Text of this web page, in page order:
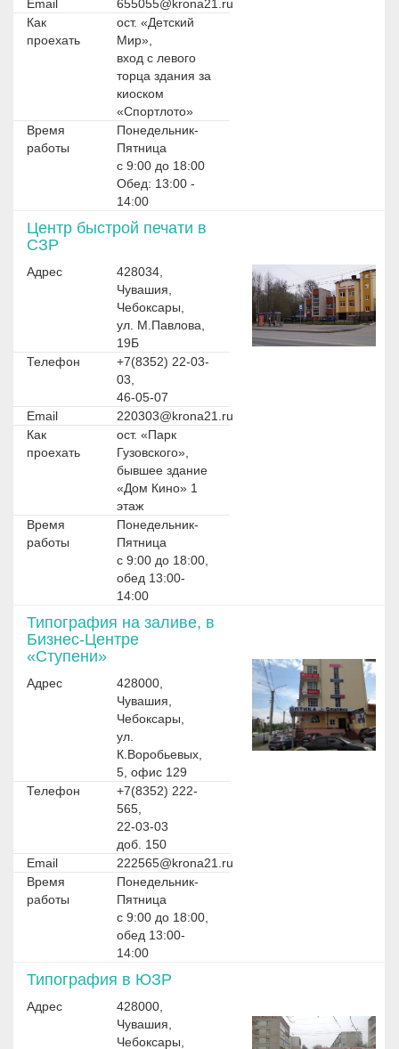
Email
655055@krona21.ru
Как
проехать
ост. «Детский
Мир»,
вход с левого
торца здания за
киоском
«Спортлото»
Время
работы
Понедельник-
Пятница
с 9:00 до 18:00
Обед: 13:00 -
14:00
Центр быстрой печати в
СЗР
Адрес
428034,
Чувашия,
Чебоксары,
ул. М.Павлова,
19Б
Телефон
+7(8352) 22-03-
03,
46-05-07
Email
220303@krona21.ru
Как
проехать
ост. «Парк
Гузовского»,
бывшее здание
«Дом Кино» 1
этаж
Время
работы
Понедельник-
Пятница
с 9:00 до 18:00,
обед 13:00-
14:00
Типография на заливе, в
Бизнес-Центре
«Ступени»
Адрес
428000,
Чувашия,
Чебоксары,
ул.
К.Воробьевых,
5, офис 129
Телефон
+7(8352) 222-
565,
22-03-03
доб. 150
Email
222565@krona21.ru
Время
работы
Понедельник-
Пятница
с 9:00 до 18:00,
обед 13:00-
14:00
Типография в ЮЗР
Адрес
428000,
Чувашия,
Чебоксары,